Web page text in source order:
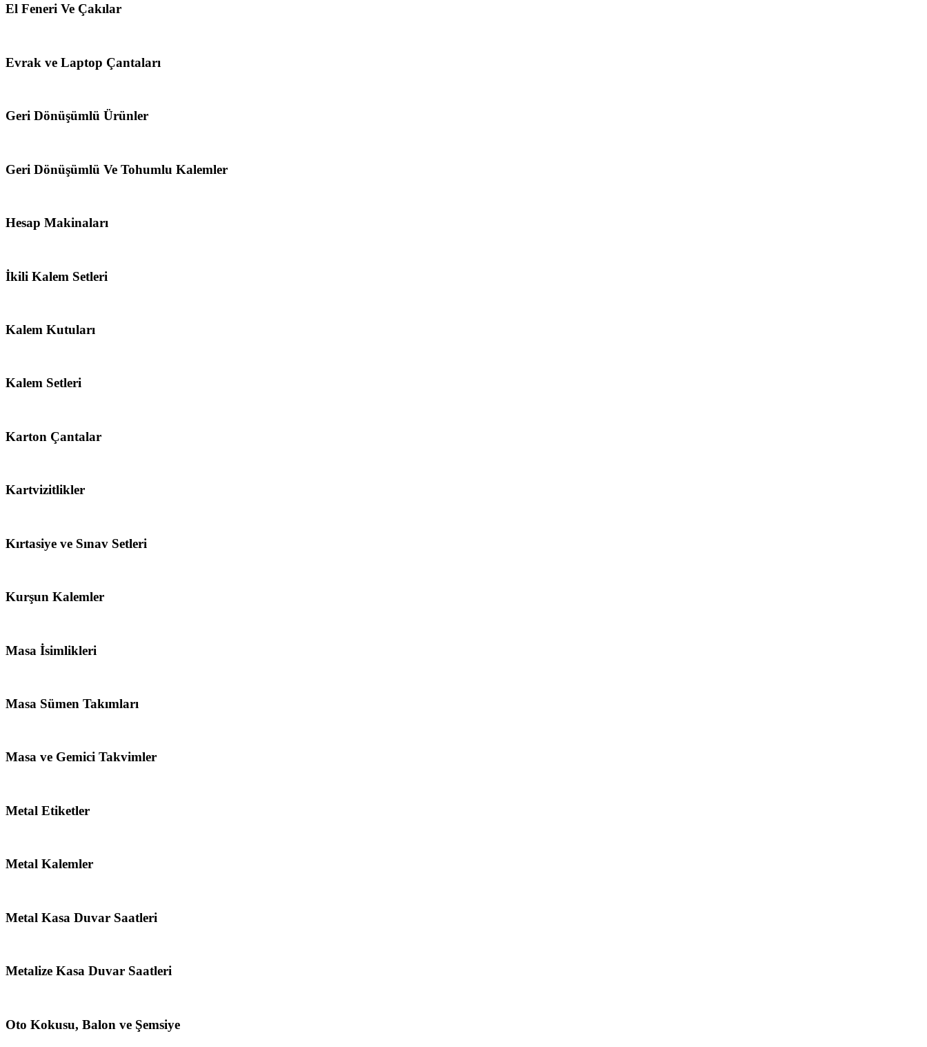
El Feneri Ve Çakılar
Evrak ve Laptop Çantaları
Geri Dönüşümlü Ürünler
Geri Dönüşümlü Ve Tohumlu Kalemler
Hesap Makinaları
İkili Kalem Setleri
Kalem Kutuları
Kalem Setleri
Karton Çantalar
Kartvizitlikler
Kırtasiye ve Sınav Setleri
Kurşun Kalemler
Masa İsimlikleri
Masa Sümen Takımları
Masa ve Gemici Takvimler
Metal Etiketler
Metal Kalemler
Metal Kasa Duvar Saatleri
Metalize Kasa Duvar Saatleri
Oto Kokusu, Balon ve Şemsiye